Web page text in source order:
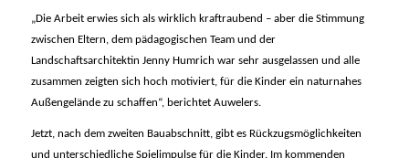
„Die Arbeit erwies sich als wirklich kraftraubend – aber die Stimmung
zwischen Eltern, dem pädagogischen Team und der
Landschaftsarchitektin Jenny Humrich war sehr ausgelassen und alle
zusammen zeigten sich hoch motiviert, für die Kinder ein naturnahes
Außengelände zu schaffen“, berichtet Auwelers.
Jetzt, nach dem zweiten Bauabschnitt, gibt es Rückzugsmöglichkeiten
und unterschiedliche Spielimpulse für die Kinder. Im kommenden